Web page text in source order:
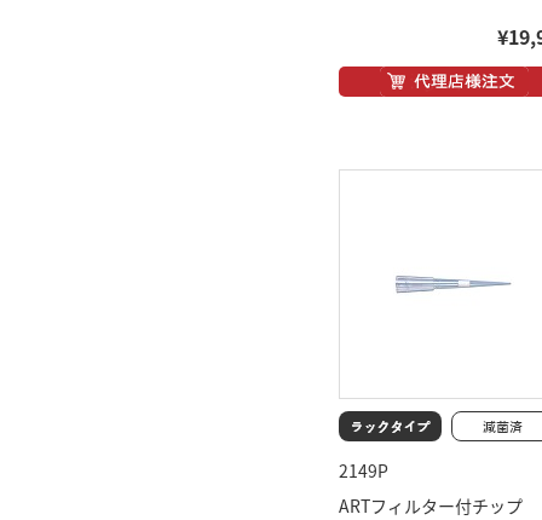
2149P
ARTフィルター付チップ